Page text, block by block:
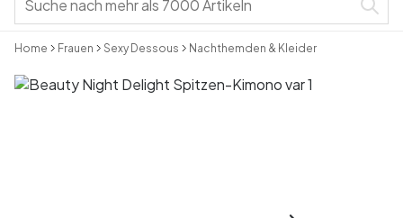
Home Frauen Sexy Dessous Nachthemden & Kleider